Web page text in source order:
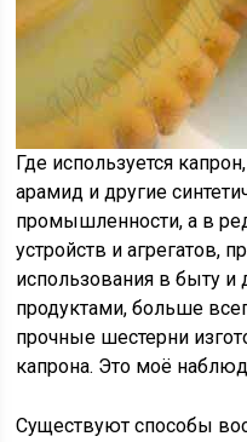
Где используется
арамид и другие
промышленности, а в
устройств и агрегатов,
использования в быту
продуктами, больше
прочные шестерни
капрона. Это моё
Существуют способы